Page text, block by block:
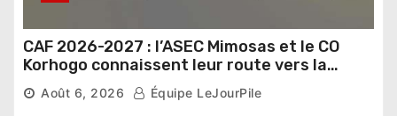
CAF 2026-2027 : l’ASEC Mimosas et le CO
Korhogo connaissent leur route vers la
phase de groupes
Août 6, 2026 Équipe LeJourPile